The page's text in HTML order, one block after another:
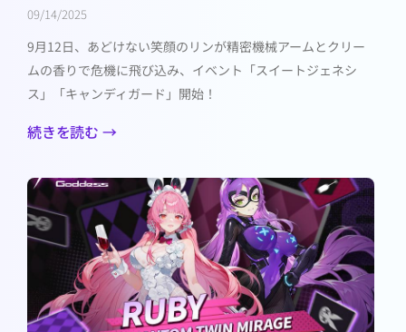
09/14/2025
9月12日、あどけない笑顔のリンが精密機械アームとクリー
ムの香りで危機に飛び込み、イベント「スイートジェネシ
ス」「キャンディガード」開始！
続きを読む →